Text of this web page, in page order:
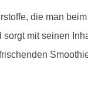
die man
mit seinen